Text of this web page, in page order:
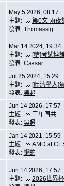
May 5 2026, 08:17
主題:
第0文 雨夜
發表: Thomassig
Mar 14 2024, 19:34
主題:
[精]考試悖
發表: Caesar
Jul 25 2024, 15:29
主題:
[經濟學人]
發表: 吳超
Jun 14 2026, 17:57
主題:
三年国共...
發表: 吳超
Jan 14 2021, 15:59
主題:
AMD at
發表: 懶蛇
Jun 14 2026, 17:57
主題:
2026世界杯